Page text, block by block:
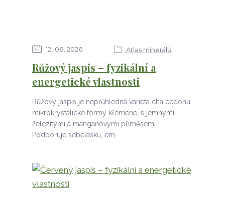
12 06 2026 Atlas minerálů
Růžový jaspis – fyzikální a
energetické vlastnosti
Růžový jaspis je neprůhledná varieta chalcedonu,
mikrokrystalické formy křemene, s jemnými
železitými a manganovými příměsemi.
Podporuje sebelásku, em...